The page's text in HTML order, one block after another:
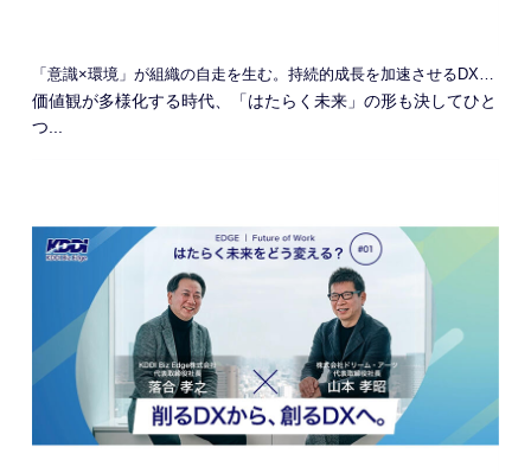
価値観が多様化する時代、「はたらく未来」の形も決してひと
つ...